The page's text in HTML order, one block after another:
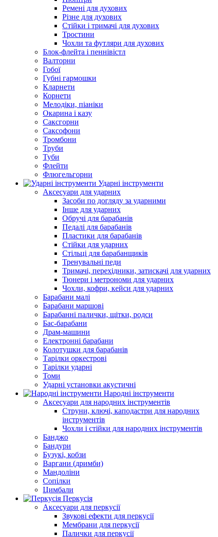
Ремені для духових
Різне для духових
Стійки і тримачі для духових
Тростини
Чохли та футляри для духових
Блок-флейта і пеннівістл
Валторни
Гобої
Губні гармошки
Кларнети
Корнети
Мелодіки, піаніки
Окарина і казу
Саксгорни
Саксофони
Тромбони
Труби
Туби
Флейти
Флюгельгорни
Ударні інструменти
Аксесуари для ударних
Засоби по догляду за ударними
Інше для ударних
Обручі для барабанів
Педалі для барабанів
Пластики для барабанів
Стійки для ударних
Стільці для барабанщиків
Тренувальні педи
Тримачі, перехідники, затискачі для ударних
Тюнери і метрономи для ударних
Чохли, кофри, кейси для ударних
Барабани малі
Барабани маршові
Барабанні палички, щітки, родси
Бас-барабани
Драм-машини
Електронні барабани
Колотушки для барабанів
Тарілки оркестрові
Тарілки ударні
Томи
Ударні установки акустичні
Народні інструменти
Аксесуари для народних інструментів
Струни, ключі, каподастри для народних
інструментів
Чохли і стійки для народних інструментів
Банджо
Бандури
Бузукі, кобзи
Варгани (дримби)
Мандоліни
Сопілки
Цимбали
Перкусія
Аксесуари для перкусії
Звукові ефекти для перкусії
Мембрани для перкусії
Палички для перкусії